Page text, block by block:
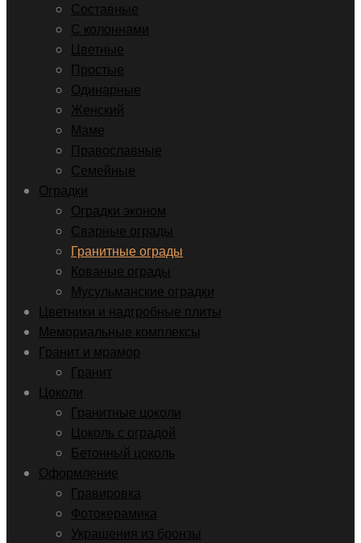
Составные
С колоннами
Цветные
Простые
Одинарные
Женский
Маме
Православные
Семейные
Оградки
Оградки эконом
Сварные ограды
Гранитные ограды
Кованые ограды
Мусульманские оградки
Цветники и надгробные плиты
Мемориальные комплексы
Гранит и мрамор
Гранит
Цоколи
Гранитные цоколи
Цоколь с оградой
Бетонный цоколь
Оформление
Гравировка
Фотокерамика
Украшения из бронзы